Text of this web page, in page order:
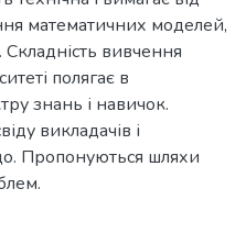
математичних моделей,
вивчення
полягає в
знань і навичок.
викладачів і
Пропонуються шляхи